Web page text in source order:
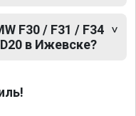
F30 / F31 / F34
в Ижевске?